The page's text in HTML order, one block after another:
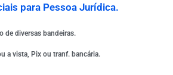
para Pessoa Jurídica.
de diversas bandeiras.
a vista, Pix ou tranf. bancária.